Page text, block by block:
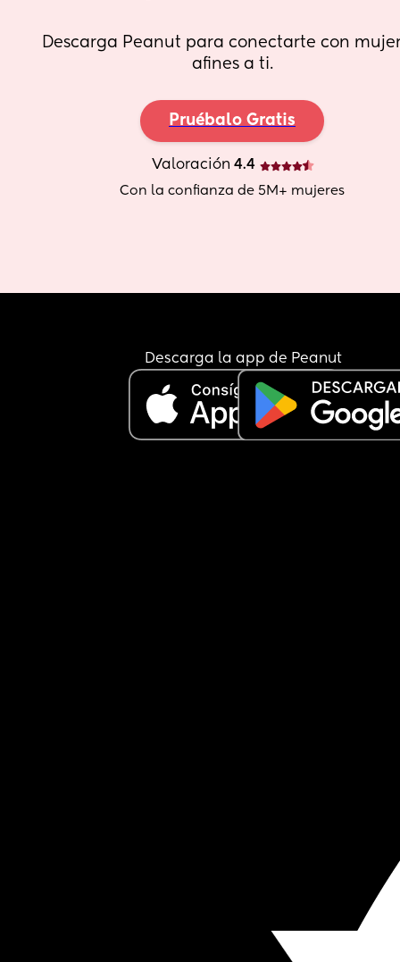
Descarga Peanut para conectarte con
afines a ti.
Pruébalo Gratis
Valoración 4.4
Con la confianza de 5M+ mujeres
Descarga la app de Peanut